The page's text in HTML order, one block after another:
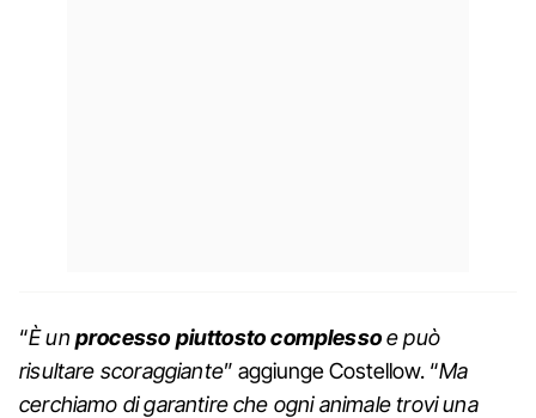
“È un processo piuttosto complessoe può
risultare scoraggiante” aggiunge Costellow. “Ma
cerchiamo di garantire che ogni animale trovi una